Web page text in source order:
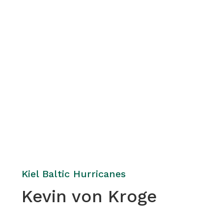
Kiel Baltic Hurricanes
Kevin von Kroge